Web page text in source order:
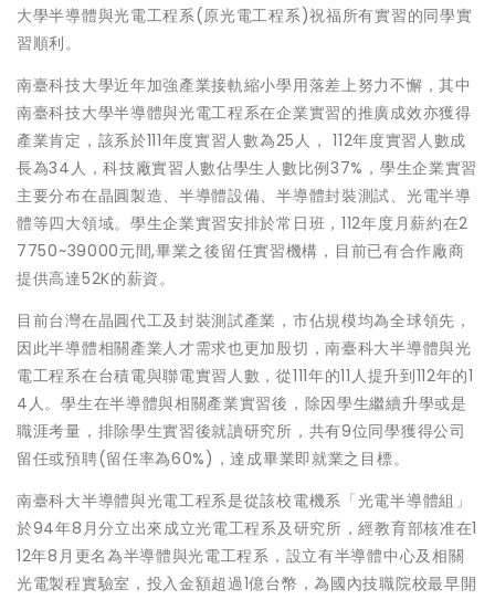
大學半導體與光電工程系(原光電工程系)祝福所有實習的同學實
習順利。
南臺科技大學近年加強產業接軌縮小學用落差上努力不懈，其中
南臺科技大學半導體與光電工程系在企業實習的推廣成效亦獲得
產業肯定，該系於111年度實習人數為25人， 112年度實習人數成
長為34人，科技廠實習人數佔學生人數比例37%，學生企業實習
主要分布在晶圓製造、半導體設備、半導體封裝測試、光電半導
體等四大領域。學生企業實習安排於常日班，112年度月薪約在2
7750~39000元間,畢業之後留任實習機構，目前已有合作廠商
提供高達52K的薪資。
目前台灣在晶圓代工及封裝測試產業，市佔規模均為全球領先，
因此半導體相關產業人才需求也更加殷切，南臺科大半導體與光
電工程系在台積電與聯電實習人數，從111年的11人提升到112年的1
4人。學生在半導體與相關產業實習後，除因學生繼續升學或是
職涯考量，排除學生實習後就讀研究所，共有9位同學獲得公司
留任或預聘(留任率為60%)，達成畢業即就業之目標。
南臺科大半導體與光電工程系是從該校電機系「光電半導體組」
於94年8月分立出來成立光電工程系及研究所，經教育部核准在1
12年8月更名為半導體與光電工程系，設立有半導體中心及相關
光電製程實驗室，投入金額超過1億台幣，為國內技職院校最早開